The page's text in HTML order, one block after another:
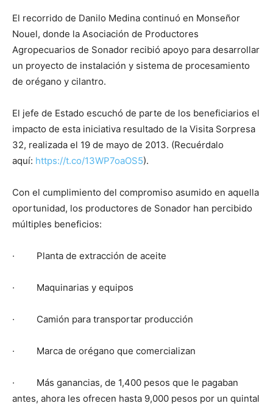
El recorrido de Danilo Medina continuó en Monseñor
Nouel, donde la Asociación de Productores
Agropecuarios de Sonador recibió apoyo para desarrollar
un proyecto de instalación y sistema de procesamiento
de orégano y cilantro.
El jefe de Estado escuchó de parte de los beneficiarios el
impacto de esta iniciativa resultado de la Visita Sorpresa
32, realizada el 19 de mayo de 2013. (Recuérdalo
aquí: https://t.co/13WP7oaOS5).
Con el cumplimiento del compromiso asumido en aquella
oportunidad, los productores de Sonador han percibido
múltiples beneficios:
· Planta de extracción de aceite
· Maquinarias y equipos
· Camión para transportar producción
· Marca de orégano que comercializan
· Más ganancias, de 1,400 pesos que le pagaban
antes, ahora les ofrecen hasta 9,000 pesos por un quintal